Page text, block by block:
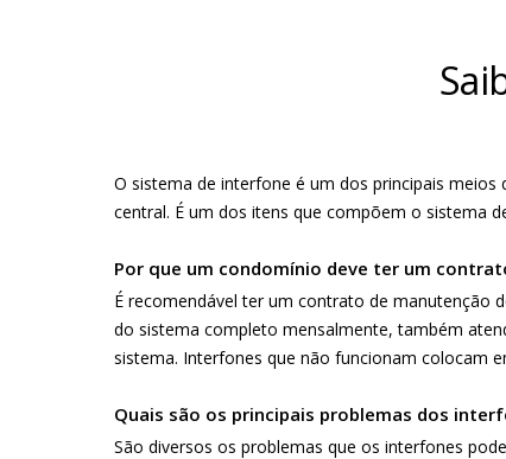
O sistema de interfone é um dos principais
central. É um dos itens que compõem o sistema
Por que um condomínio deve ter um
É recomendável ter um contrato de manutenção
do sistema completo mensalmente, também
sistema. Interfones que não funcionam colocam
Quais são os principais problemas dos
São diversos os problemas que os interfones